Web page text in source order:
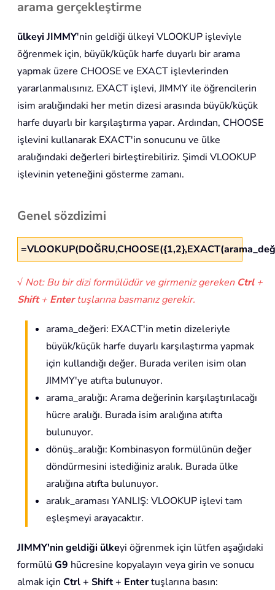
arama gerçekleştirme
ülkeyi JIMMY'nin geldiği ülkeyi VLOOKUP işleviyle
öğrenmek için, büyük/küçük harfe duyarlı bir arama
yapmak üzere CHOOSE ve EXACT işlevlerinden
yararlanmalısınız. EXACT işlevi, JIMMY ile öğrencilerin
isim aralığındaki her metin dizesi arasında büyük/küçük
harfe duyarlı bir karşılaştırma yapar. Ardından, CHOOSE
işlevini kullanarak EXACT'in sonucunu ve ülke
aralığındaki değerleri birleştirebiliriz. Şimdi VLOOKUP
işlevinin yeteneğini gösterme zamanı.
Genel sözdizimi
√ Not: Bu bir dizi formülüdür ve girmeniz gereken Ctrl+
Shift+ Entertuşlarına basmanız gerekir.
arama_değeri: EXACT'in metin dizeleriyle
büyük/küçük harfe duyarlı karşılaştırma yapmak
için kullandığı değer. Burada verilen isim olan
JIMMY'ye atıfta bulunuyor.
arama_aralığı: Arama değerinin karşılaştırılacağı
hücre aralığı. Burada isim aralığına atıfta
bulunuyor.
dönüş_aralığı: Kombinasyon formülünün değer
döndürmesini istediğiniz aralık. Burada ülke
aralığına atıfta bulunuyor.
aralık_araması YANLIŞ: VLOOKUP işlevi tam
eşleşmeyi arayacaktır.
JIMMY'nin geldiği ülkeyi öğrenmek için lütfen aşağıdaki
formülü G9 hücresine kopyalayın veya girin ve sonucu
almak için Ctrl+ Shift+ Entertuşlarına basın: